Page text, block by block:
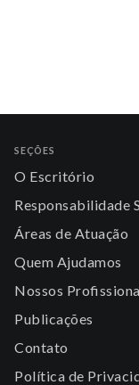
SEÇÕES
O Escritório
Responsabilidade
Áreas de Atuação
Quem Ajudamos
Nossos
Publicações
Contato
Política de